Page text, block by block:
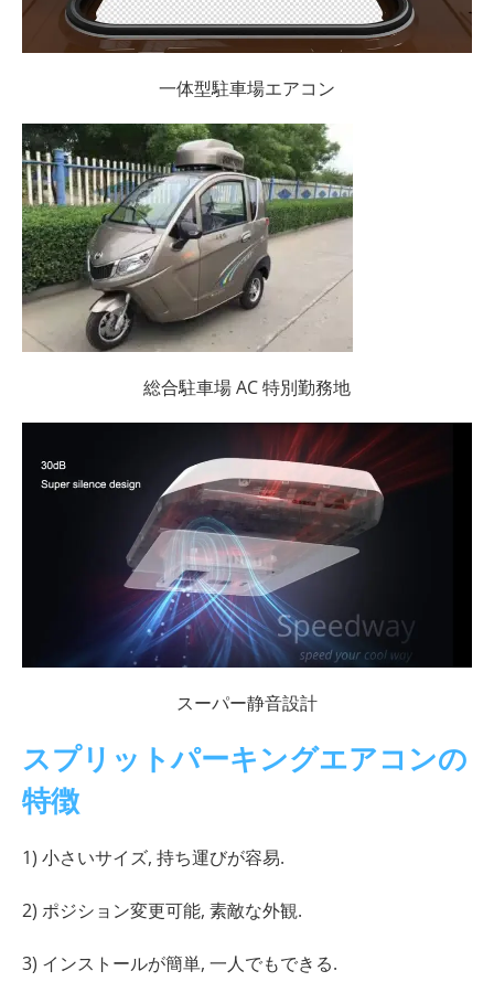
一体型駐車場エアコン
総合駐車場 AC 特別勤務地
スーパー静音設計
スプリットパーキングエアコンの
特徴
1) 小さいサイズ, 持ち運びが容易.
2) ポジション変更可能, 素敵な外観.
3) インストールが簡単, 一人でもできる.